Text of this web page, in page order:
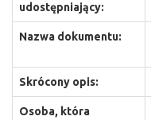
udostępniający:
Nazwa dokumentu:
Skrócony opis:
Osoba, która